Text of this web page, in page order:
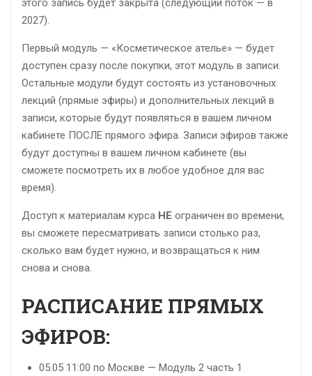
этого запись будет закрыта (следующий поток — в
2027).
Первый модуль — «Косметическое ателье» — будет
доступен сразу после покупки, этот модуль в записи.
Остальные модули будут состоять из установочных
лекций (прямые эфиры) и дополнительных лекций в
записи, которые будут появляться в вашем личном
кабинете ПОСЛЕ прямого эфира. Записи эфиров также
будут доступны в вашем личном кабинете (вы
сможете посмотреть их в любое удобное для вас
время).
Доступ к материалам курса НЕ ограничен во времени,
вы сможете пересматривать записи столько раз,
сколько вам будет нужно, и возвращаться к ним
снова и снова.
РАСПИСАНИЕ ПРЯМЫХ
ЭФИРОВ:
05.05 11:00 по Москве — Модуль 2 часть 1